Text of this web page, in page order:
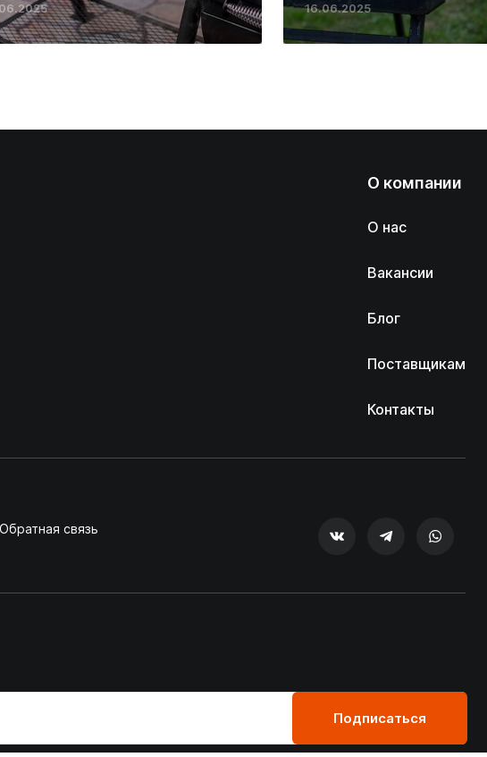
16.06.2025
О компании
О нас
Вакансии
Блог
Поставщикам
Контакты
Обратная связь
Подписаться